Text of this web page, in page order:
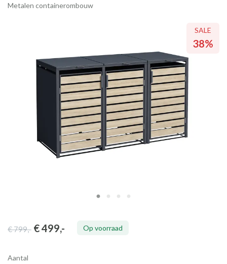
(Cadeautips)
Metalen containerombouw
SALE
38%
SALE
38%
SALE
38%
SALE
38%
€ 799,- € 499,- Op voorraad
Aantal